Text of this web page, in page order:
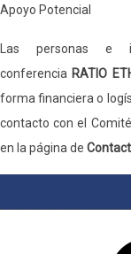
Apoyo Potencial
Las personas e
conferencia RATIO
forma financiera o
contacto con el
en la página de